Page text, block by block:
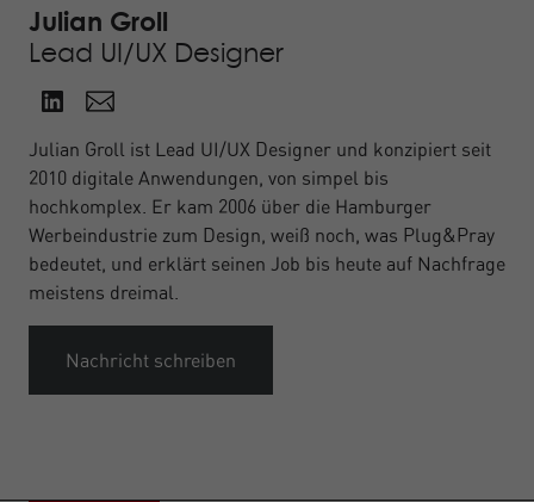
Julian Groll
Lead UI/UX Designer
Julian Groll ist Lead UI/UX Designer und konzipiert seit
2010 digitale Anwendungen, von simpel bis
hochkomplex. Er kam 2006 über die Hamburger
Werbeindustrie zum Design, weiß noch, was Plug&Pray
bedeutet, und erklärt seinen Job bis heute auf Nachfrage
meistens dreimal.
Nachricht schreiben